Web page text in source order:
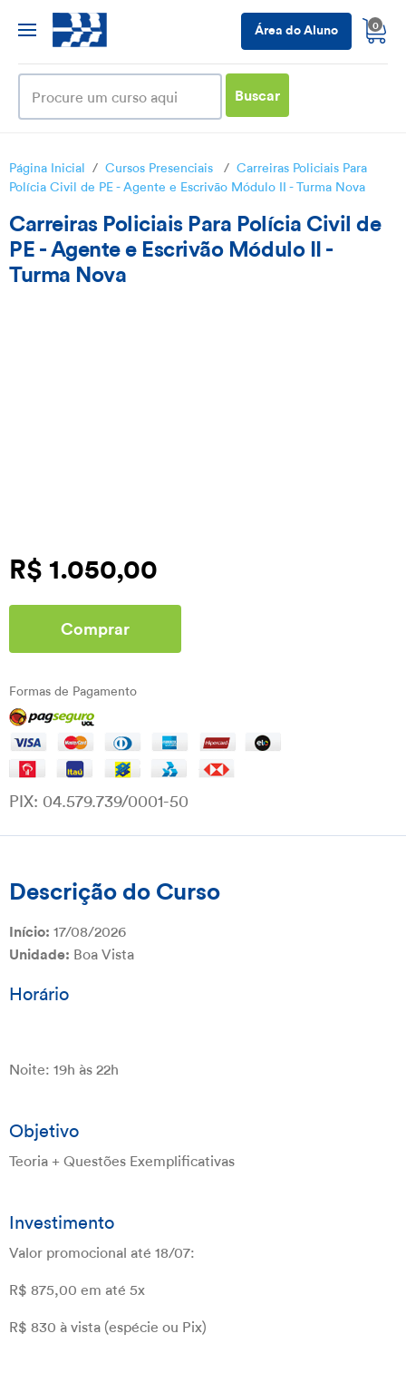
Área do Aluno 0
Buscar
Página Inicial / Cursos Presenciais / Carreiras Policiais Para
Polícia Civil de PE - Agente e Escrivão Módulo II - Turma Nova
Carreiras Policiais Para Polícia Civil de
PE - Agente e Escrivão Módulo II -
Turma Nova
R$ 1.050,00
Comprar
Formas de Pagamento
PIX: 04.579.739/0001-50
Descrição do Curso
Início: 17/08/2026
Unidade: Boa Vista
Horário
Noite: 19h às 22h
Objetivo
Teoria + Questões Exemplificativas
Investimento
Valor promocional até 18/07:
R$ 875,00 em até 5x
R$ 830 à vista (espécie ou Pix)